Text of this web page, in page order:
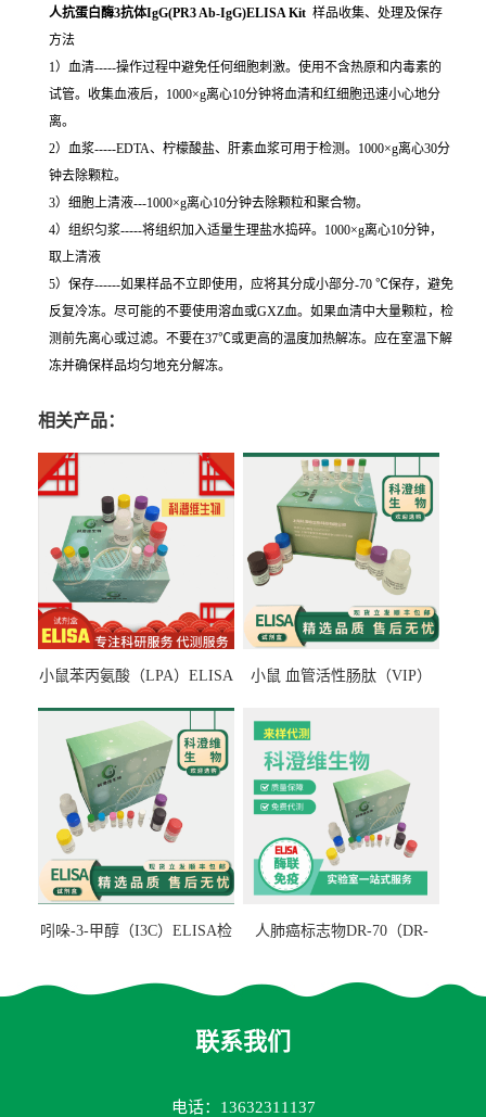
人抗蛋白酶3抗体IgG(PR3 Ab-IgG)ELISA Kit 样品收集、处理及保存
方法
1）血清-----操作过程中避免任何细胞刺激。使用不含热原和内毒素的
试管。收集血液后，1000×g离心10分钟将血清和红细胞迅速小心地分
离。
2）血浆-----EDTA、柠檬酸盐、肝素血浆可用于检测。1000×g离心30分
钟去除颗粒。
3）细胞上清液---1000×g离心10分钟去除颗粒和聚合物。
4）组织匀浆-----将组织加入适量生理盐水捣碎。1000×g离心10分钟，
取上清液
5）保存------如果样品不立即使用，应将其分成小部分-70 ℃保存，避免
反复冷冻。尽可能的不要使用溶血或GXZ血。如果血清中大量颗粒，检
测前先离心或过滤。不要在37℃或更高的温度加热解冻。应在室温下解
冻并确保样品均匀地充分解冻。
相关产品：
小鼠苯丙氨酸（LPA）ELISA
小鼠 血管活性肠肽（VIP）
吲哚-3-甲醇（I3C）ELISA检
人肺癌标志物DR-70（DR-
联系我们
电话：13632311137